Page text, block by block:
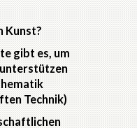
Kunst?
gibt es, um
Technik)